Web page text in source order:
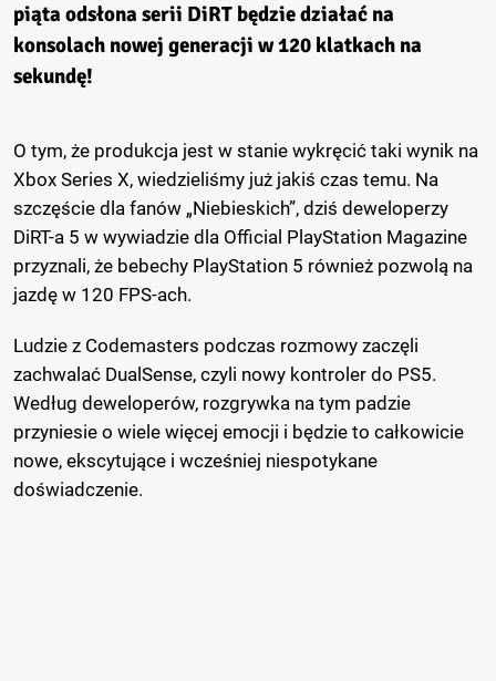
piąta odsłona serii DiRT będzie działać na
konsolach nowej generacji w 120 klatkach na
sekundę!
O tym, że produkcja jest w stanie wykręcić taki wynik na
Xbox Series X, wiedzieliśmy już jakiś czas temu. Na
szczęście dla fanów „Niebieskich”, dziś deweloperzy
DiRT-a 5 w wywiadzie dla Official PlayStation Magazine
przyznali, że bebechy PlayStation 5 również pozwolą na
jazdę w 120 FPS-ach.
Ludzie z Codemasters podczas rozmowy zaczęli
zachwalać DualSense, czyli nowy kontroler do PS5.
Według deweloperów, rozgrywka na tym padzie
przyniesie o wiele więcej emocji i będzie to całkowicie
nowe, ekscytujące i wcześniej niespotykane
doświadczenie.